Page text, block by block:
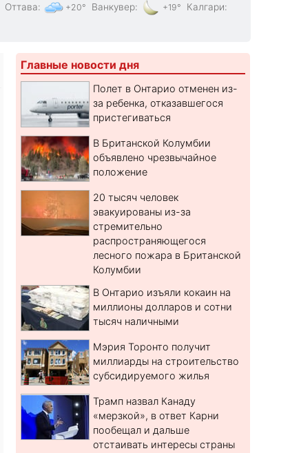
Оттава: +20° Ванкувер: +19° Калгари:
Главные новости дня
Полет в Онтарио отменен из-
за ребенка, отказавшегося
пристегиваться
В Британской Колумбии
объявлено чрезвычайное
положение
20 тысяч человек
эвакуированы из-за
стремительно
распространяющегося
лесного пожара в Британской
Колумбии
В Онтарио изъяли кокаин на
миллионы долларов и сотни
тысяч наличными
Мэрия Торонто получит
миллиарды на строительство
субсидируемого жилья
Трамп назвал Канаду
«мерзкой», в ответ Карни
пообещал и дальше
отстаивать интересы страны